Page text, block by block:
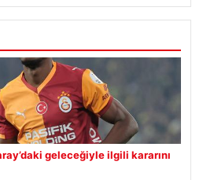
geleceğiyle ilgili kararını